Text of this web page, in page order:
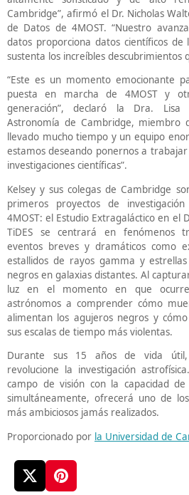
Cambridge”, afirmó el Dr. Nicholas
de Datos de 4MOST. “Nuestro
datos proporciona datos científicos
sustenta los increíbles descubrimientos
“Este es un momento emocionante
puesta en marcha de 4MOST y
generación”, declaró la Dra.
Astronomía de Cambridge, miembro
llevado mucho tiempo y un equipo
estamos deseando ponernos a
investigaciones científicas”.
Kelsey y sus colegas de Cambridge
primeros proyectos de
4MOST: el Estudio Extragaláctico en el
TiDES se centrará en fenómenos
eventos breves y dramáticos como
estallidos de rayos gamma y
negros en galaxias distantes. Al
luz en el momento en que
astrónomos a comprender cómo
alimentan los agujeros negros y
sus escalas de tiempo más violentas.
Durante sus 15 años de vida
revolucione la investigación
campo de visión con la capacidad
simultáneamente, ofrecerá uno de
más ambiciosos jamás realizados.
Proporcionado por la Universidad de